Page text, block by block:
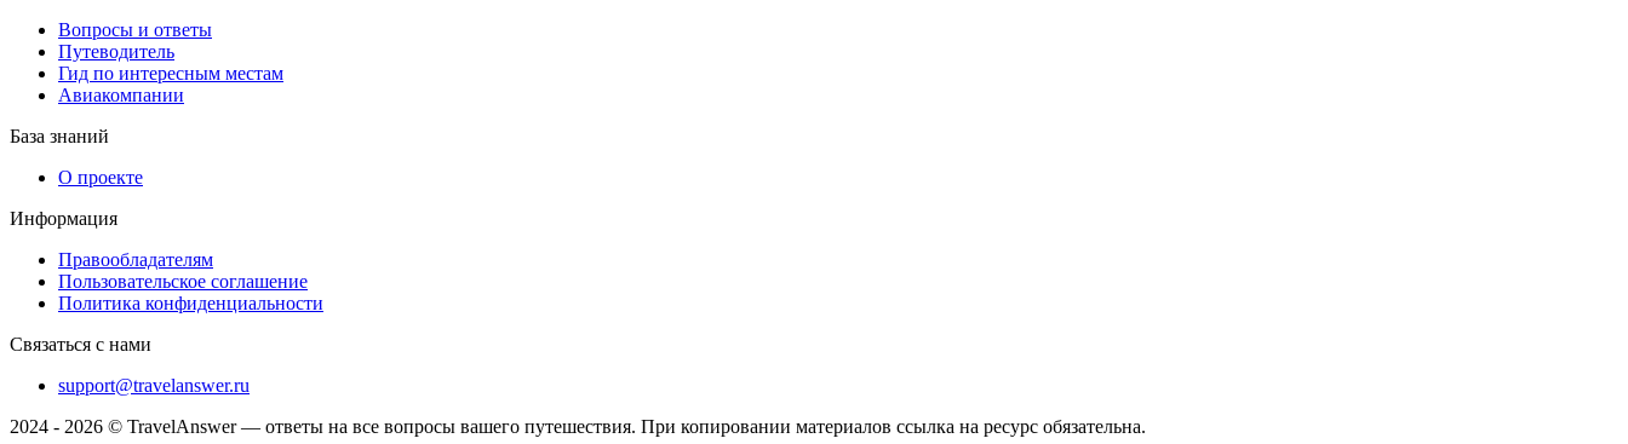
Вопросы и ответы
Путеводитель
Гид по интересным местам
Авиакомпании
База знаний
О проекте
Информация
Правообладателям
Пользовательское соглашение
Политика конфиденциальности
Связаться с нами
support@travelanswer.ru
2024 - 2026 © TravelAnswer — ответы на все вопросы вашего путешествия. При копировании материалов ссылка на ресурс обязательна.